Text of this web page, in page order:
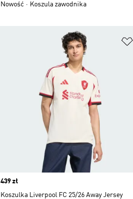
Nowość
Koszula zawodnika
Price
439 zł
Koszulka Liverpool FC 25/26 Away Jersey